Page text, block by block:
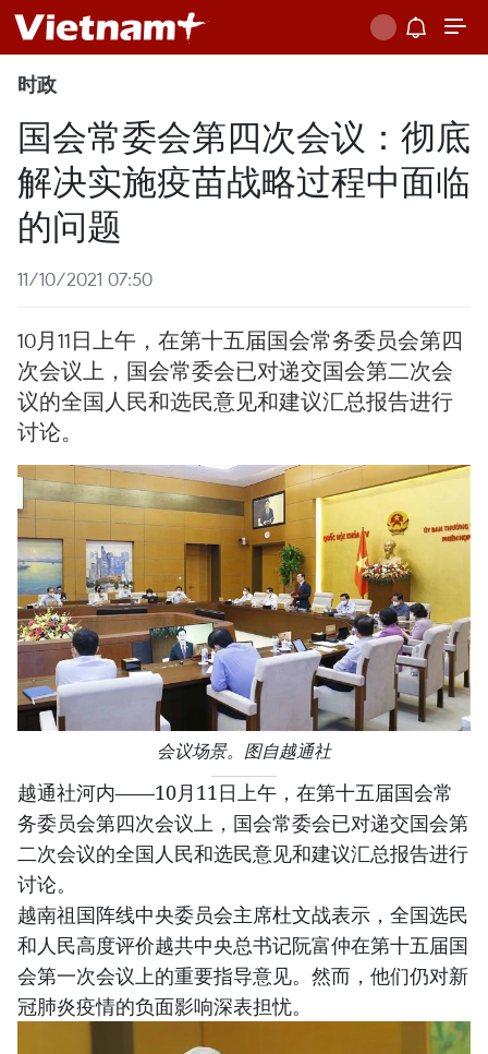
时政
国会常委会第四次会议：彻底
解决实施疫苗战略过程中面临
的问题
11/10/2021 07:50
10月11日上午，在第十五届国会常务委员会第四
次会议上，国会常委会已对递交国会第二次会
议的全国人民和选民意见和建议汇总报告进行
讨论。
会议场景。图自越通社
越通社河内——10月11日上午，在第十五届国会常
务委员会第四次会议上，国会常委会已对递交国会第
二次会议的全国人民和选民意见和建议汇总报告进行
讨论。
越南祖国阵线中央委员会主席杜文战表示，全国选民
和人民高度评价越共中央总书记阮富仲在第十五届国
会第一次会议上的重要指导意见。然而，他们仍对新
冠肺炎疫情的负面影响深表担忧。